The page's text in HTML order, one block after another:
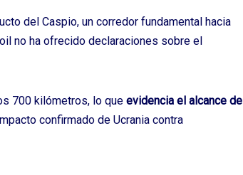
del Caspio, un corredor fundamental hacia
no ha ofrecido declaraciones sobre el
700 kilómetros, lo que evidencia el alcance de
confirmado de Ucrania contra